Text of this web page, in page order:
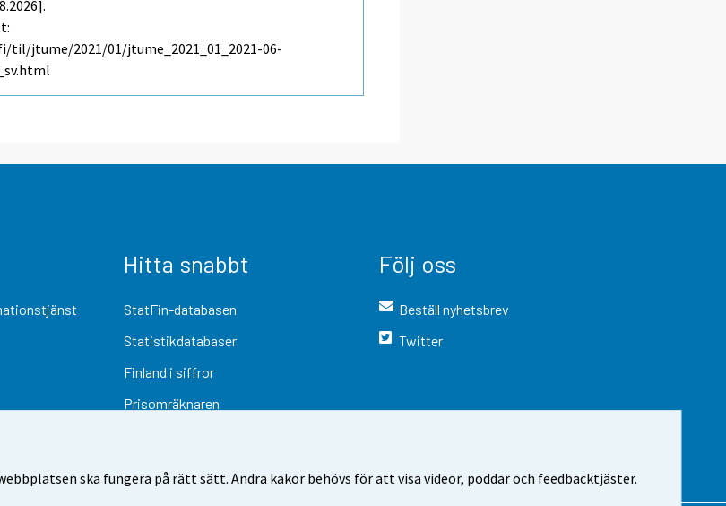
ska fungera på rätt sätt. Andra kakor behövs för att visa videor, poddar och feedbacktjäster.
jtume/2021/01/jtume_2021_01_2021-06-
Hitta snabbt
StatFin-databasen
Statistikdatabaser
Finland i siffror
Prisomräknaren
Följ oss
Beställ nyhetsbrev
Twitter